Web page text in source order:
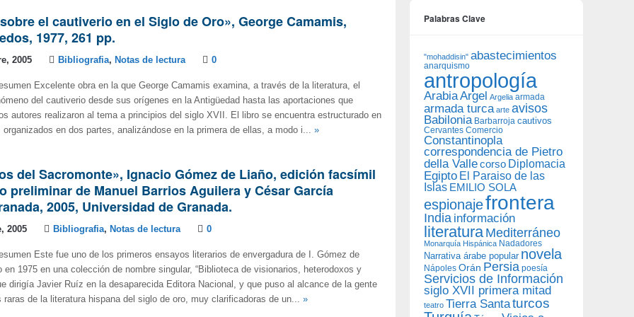
el cautiverio en el Siglo de Oro», George Camamis,
1977, 261 pp.
2005 Bibliografia, Notas de lectura 0
Excelente obra en la que George Camamis examina, a través de la literatura, el
del cautiverio desde sus orígenes en la Antigüedad hasta las aportaciones que
autores realizaron al tema a principios del siglo XVII. El libro se encuentra estructurado en
en dos partes, analizándose en la primera de ellas, a modo i... »
del Sacromonte», Ignacio Gómez de Liaño, edición facsímil
preliminar de Manuel Barrios Aguilera y César García
2005, Universidad de Granada.
2005 Bibliografia, Notas de lectura 0
Este fue uno de los primeros ensayos literarios de envergadura de I. Gómez de
en 1975 en una colección de nombre singular, “Biblioteca de visionarios, heterodoxos y
dirigía Javier Ruíz en la desaparecida Editora Nacional, y que puso al alcance de la gente
raras de la literatura hispana del siglo de oro, muy clarificadoras de un... »
Palabras Clave
"mohaddisin" abastecimientos
anarquismo
antropología
ArabiaArgel Argelia armada
armada turca arte avisos
Babilonia Barbarroja cautivos
Cervantes Comercio
Constantinopla
correspondencia de Pietro
della Vallecorso Diplomacia
Egipto El Paraiso de las
Islas EMILIO SOLA
espionajefrontera
India información
literatura Mediterráneo
Monarquía Hispánica Nadadores
Narrativa árabe popular novela
Nápoles Orán Persia poesía
Servicios de Información
siglo XVII primera mitad
teatro Tierra Santaturcos